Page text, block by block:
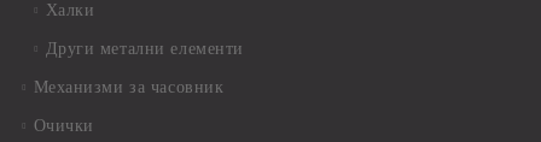
Халки
Други метални елементи
Механизми за часовник
Очички